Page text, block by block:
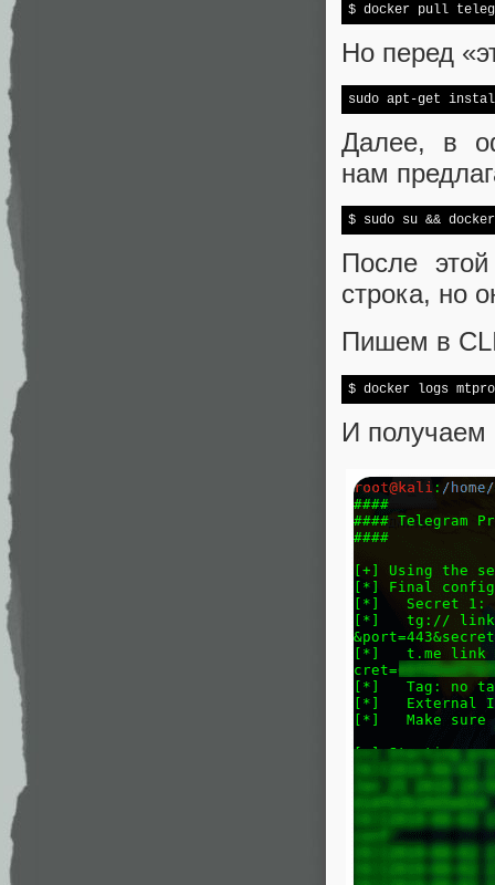
$ docker pull
Но перед
sudo apt-get
Далее, в
нам
$ sudo su &&
После
строка, но
Пишем в
$ docker logs
И